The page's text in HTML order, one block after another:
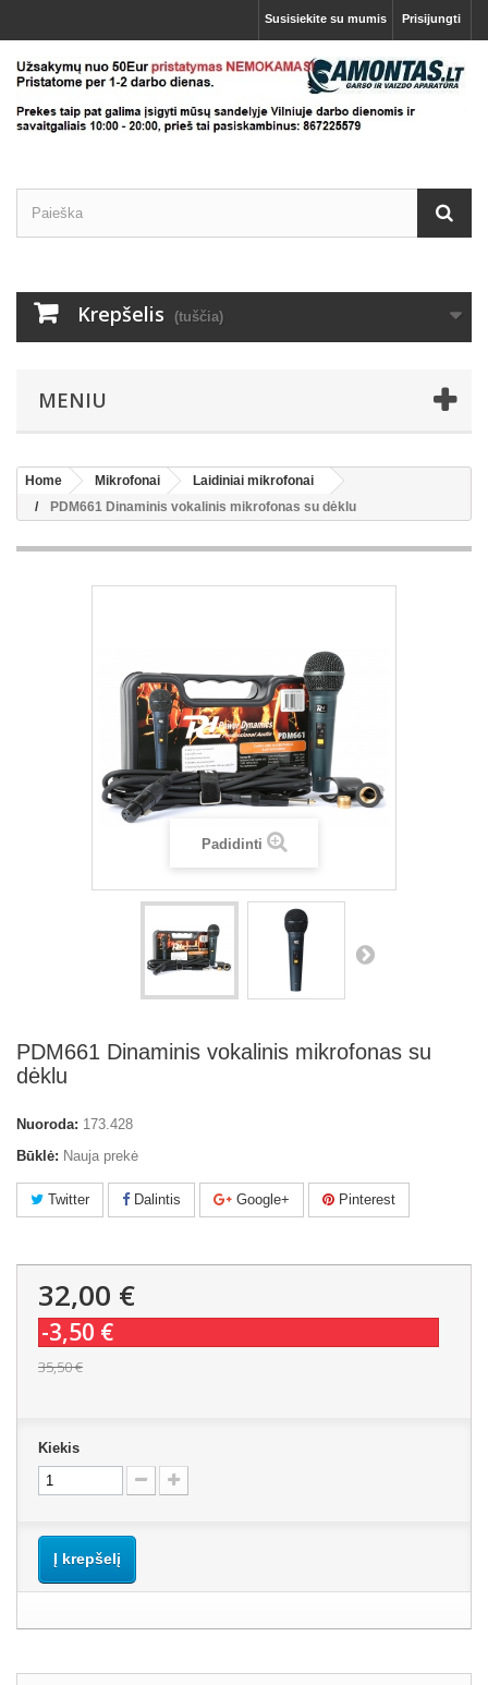
Prisijungti
Susisiekite su mumis
Krepšelis (tuščia)
MENIU
Home Mikrofonai
Laidiniai mikrofonai
PDM661 Dinaminis vokalinis mikrofonas su dėklu
Padidinti
PDM661 Dinaminis vokalinis mikrofonas su
dėklu
Nuoroda: 173.428
Būklė: Nauja prekė
Twitter Dalintis Google+ Pinterest
32,00 €
-3,50 €
35,50 €
Kiekis
Į krepšelį